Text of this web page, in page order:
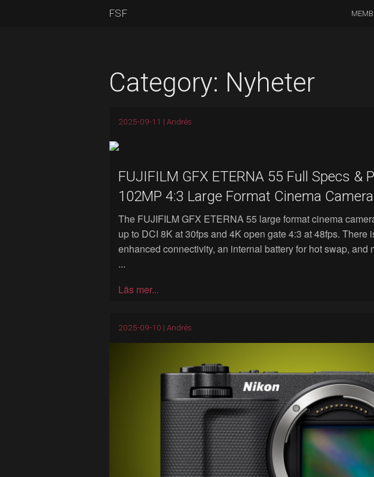
FSF
IN
Category: Nyheter
2025-09-11 | Andrés
FUJIFILM GFX ETERNA 55 Full Specs &
102MP 4:3 Large Format Cinema Camera
The FUJIFILM GFX ETERNA 55 large format cinema
up to DCI 8K at 30fps and 4K open gate 4:3 at 48fps. There
enhanced connectivity, an internal battery for hot swap, and
...
Läs mer...
2025-09-10 | Andrés